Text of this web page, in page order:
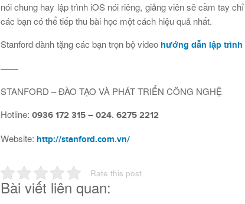
nói chung hay lập trình iOS nói riêng, giảng viên sẽ cầm tay
các bạn có thể tiếp thu bài học một cách hiệu quả nhất.
Stanford dành tặng các bạn trọn bộ video hướng dẫn lập trình
——
STANFORD – ĐÀO TẠO VÀ PHÁT TRIỂN CÔNG NGHỆ
Hotline: 0936 172 315 – 024. 6275 2212
Website: http://stanford.com.vn/
Rate this post
Bài viết liên quan: